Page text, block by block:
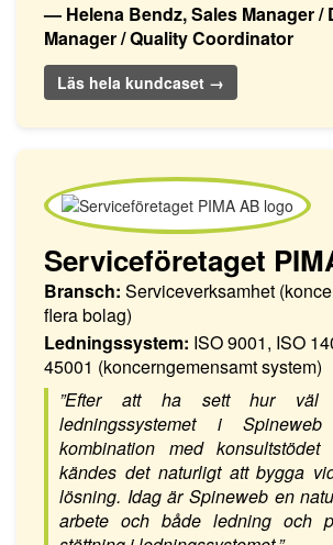
— Helena Bendz, Sales Manager /
Manager / Quality Coordinator
Läs hela kundcaset →
Serviceföretaget
Bransch: Serviceverksamhet
flera bolag)
Ledningssystem: ISO 9001, ISO
45001 (koncerngemensamt system)
”Efter att ha sett hur väl
ledningssystemet i
kombination med konsultstödet
kändes det naturligt att bygga
lösning. Idag är Spineweb en
arbete och både ledning och